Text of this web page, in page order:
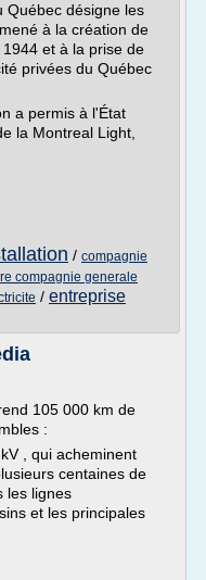
Québec désigne les
à la création de
et à la prise de
privées du Québec
a permis à l'État
la Montreal Light,
/ compagnie
compagnie generale
/ entreprise
105 000 km de
:
, qui acheminent
centaines de
les lignes
et les principales